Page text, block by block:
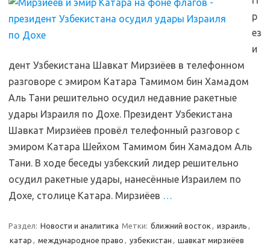
р
ез
и
дент Узбекистана Шавкат Мирзиёев в телефонном
разговоре с эмиром Катара Тамимом бин Хамадом
Аль Тани решительно осудил недавние ракетные
удары Израиля по Дохе. Президент Узбекистана
Шавкат Мирзиёев провёл телефонный разговор с
эмиром Катара Шейхом Тамимом бин Хамадом Аль
Тани. В ходе беседы узбекский лидер решительно
осудил ракетные удары, нанесённые Израилем по
Дохе, столице Катара. Мирзиёев …
Раздел: Новости и аналитика Метки: ближний восток , израиль ,
катар , международное право , узбекистан , шавкат мирзиёев